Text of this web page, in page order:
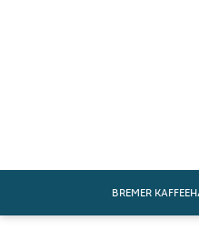
BREMER